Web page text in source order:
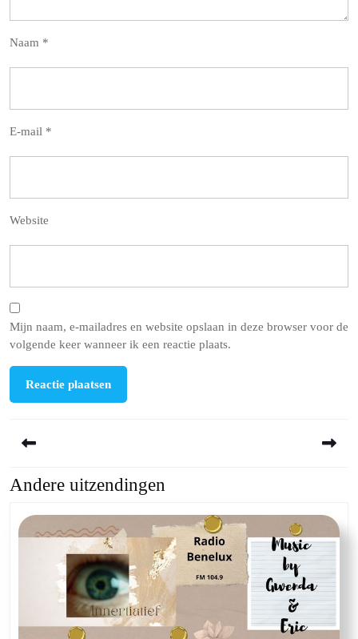
Naam *
E-mail *
Website
Mijn naam, e-mailadres en website opslaan in deze browser voor de
volgende keer wanneer ik een reactie plaats.
Previous
Andere uitzendingen